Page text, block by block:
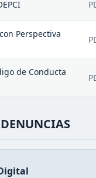
Perspectiva
de Conducta